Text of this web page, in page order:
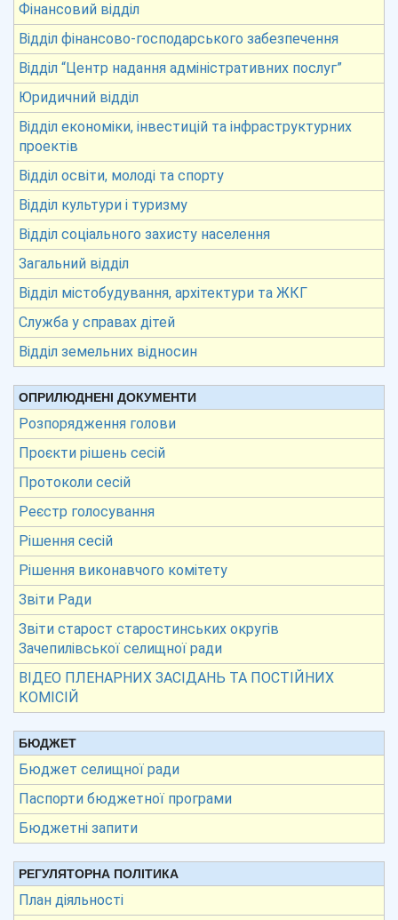
Фінансовий відділ
Відділ фінансово-господарського забезпечення
Відділ “Центр надання адміністративних послуг”
Юридичний відділ
Відділ економіки, інвестицій та інфраструктурних
проектів
Відділ освіти, молоді та спорту
Відділ культури і туризму
Відділ соціального захисту населення
Загальний відділ
Відділ містобудування, архітектури та ЖКГ
Служба у справах дітей
Відділ земельних відносин
ОПРИЛЮДНЕНІ ДОКУМЕНТИ
Розпорядження голови
Проєкти рішень сесій
Протоколи сесій
Реєстр голосування
Рішення сесій
Рішення виконавчого комітету
Звіти Ради
Звіти старост старостинських округів
Зачепилівської селищної ради
ВІДЕО ПЛЕНАРНИХ ЗАСІДАНЬ ТА ПОСТІЙНИХ
КОМІСІЙ
БЮДЖЕТ
Бюджет селищної ради
Паспорти бюджетної програми
Бюджетні запити
РЕГУЛЯТОРНА ПОЛІТИКА
План діяльності